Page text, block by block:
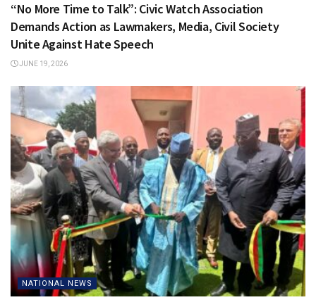
“No More Time to Talk”: Civic Watch Association
Demands Action as Lawmakers, Media, Civil Society
Unite Against Hate Speech
JUNE 19, 2026
NATIONAL NEWS